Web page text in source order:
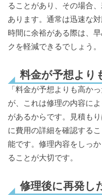
ることがあり、その場合
あります。通常は迅速な
時間に余裕がある際は、
クを軽減できるでしょう。
料金が予想より
「料金が予想よりも高か
が、これは修理の内容に
があるからです。見積も
に費用の詳細を確認する
能です。修理内容をしっ
ることが大切です。
修理後に再発し